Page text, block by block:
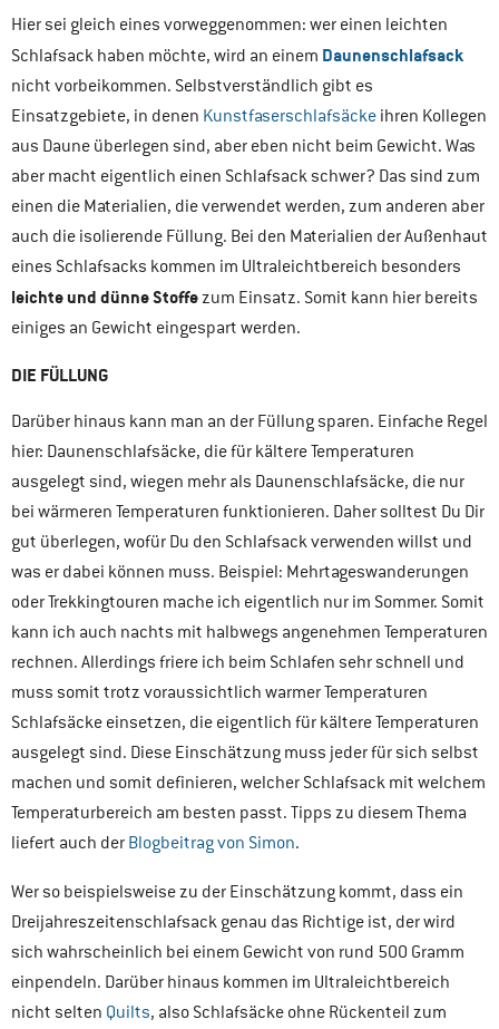
Hier sei gleich eines vorweggenommen: wer einen leichten
Schlafsack haben möchte, wird an einem Daunenschlafsack
nicht vorbeikommen. Selbstverständlich gibt es
Einsatzgebiete, in denen Kunstfaserschlafsäcke ihren Kollegen
aus Daune überlegen sind, aber eben nicht beim Gewicht. Was
aber macht eigentlich einen Schlafsack schwer? Das sind zum
einen die Materialien, die verwendet werden, zum anderen aber
auch die isolierende Füllung. Bei den Materialien der Außenhaut
eines Schlafsacks kommen im Ultraleichtbereich besonders
leichte und dünne Stoffezum Einsatz. Somit kann hier bereits
einiges an Gewicht eingespart werden.
DIE FÜLLUNG
Darüber hinaus kann man an der Füllung sparen. Einfache Regel
hier: Daunenschlafsäcke, die für kältere Temperaturen
ausgelegt sind, wiegen mehr als Daunenschlafsäcke, die nur
bei wärmeren Temperaturen funktionieren. Daher solltest Du Dir
gut überlegen, wofür Du den Schlafsack verwenden willst und
was er dabei können muss. Beispiel: Mehrtageswanderungen
oder Trekkingtouren mache ich eigentlich nur im Sommer. Somit
kann ich auch nachts mit halbwegs angenehmen Temperaturen
rechnen. Allerdings friere ich beim Schlafen sehr schnell und
muss somit trotz voraussichtlich warmer Temperaturen
Schlafsäcke einsetzen, die eigentlich für kältere Temperaturen
ausgelegt sind. Diese Einschätzung muss jeder für sich selbst
machen und somit definieren, welcher Schlafsack mit welchem
Temperaturbereich am besten passt. Tipps zu diesem Thema
liefert auch der Blogbeitrag von Simon.
Wer so beispielsweise zu der Einschätzung kommt, dass ein
Dreijahreszeitenschlafsack genau das Richtige ist, der wird
sich wahrscheinlich bei einem Gewicht von rund 500 Gramm
einpendeln. Darüber hinaus kommen im Ultraleichtbereich
nicht selten Quilts, also Schlafsäcke ohne Rückenteil zum